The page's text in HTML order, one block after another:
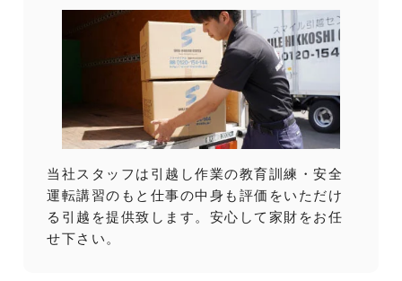
当社スタッフは引越し作業の教育訓練・安全
運転講習のもと仕事の中身も評価をいただけ
る引越を提供致します。安心して家財をお任
せ下さい。